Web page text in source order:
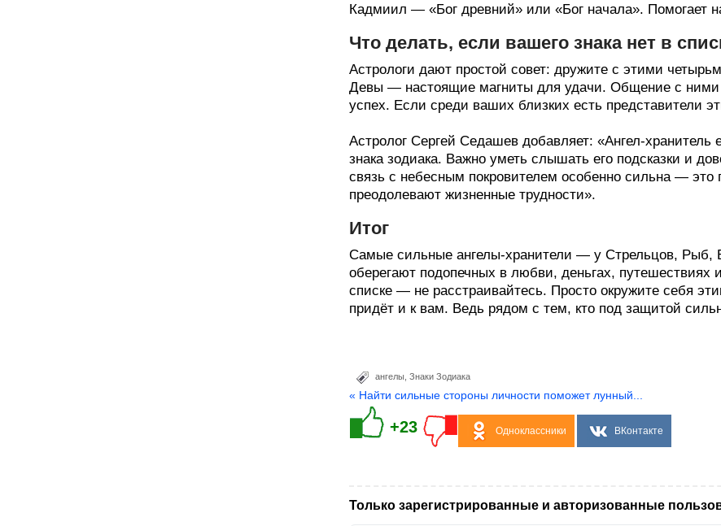
Кадмиил — «Бог древний» или «Бог начала». Помогает
Что делать, если вашего знака нет в
Астрологи дают простой совет: дружите с этими
Девы — настоящие магниты для удачи. Общение с ними
успех. Если среди ваших близких есть представители
Астролог Сергей Седашев добавляет: «Ангел-хранитель
знака зодиака. Важно уметь слышать его подсказки и
связь с небесным покровителем особенно сильна — это
преодолевают жизненные трудности».
Итог
Самые сильные ангелы-хранители — у Стрельцов, Рыб,
оберегают подопечных в любви, деньгах, путешествиях
списке — не расстраивайтесь. Просто окружите себя
придёт и к вам. Ведь рядом с тем, кто под защитой
ангелы Знаки Зодиака
« Найти сильные стороны личности поможет лунный...
+23 Одноклассники ВКонтакте
Только зарегистрированные и авторизованные